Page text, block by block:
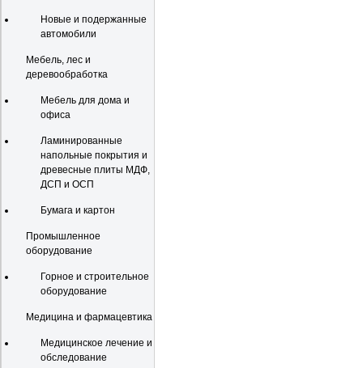
Новые и подержанные
автомобили
Мебель, лес и
деревообработка
Мебель для дома и
офиса
Ламинированные
напольные покрытия и
древесные плиты МДФ,
ДСП и ОСП
Бумага и картон
Промышленное
оборудование
Горное и строительное
оборудование
Медицина и фармацевтика
Медицинское лечение и
обследование